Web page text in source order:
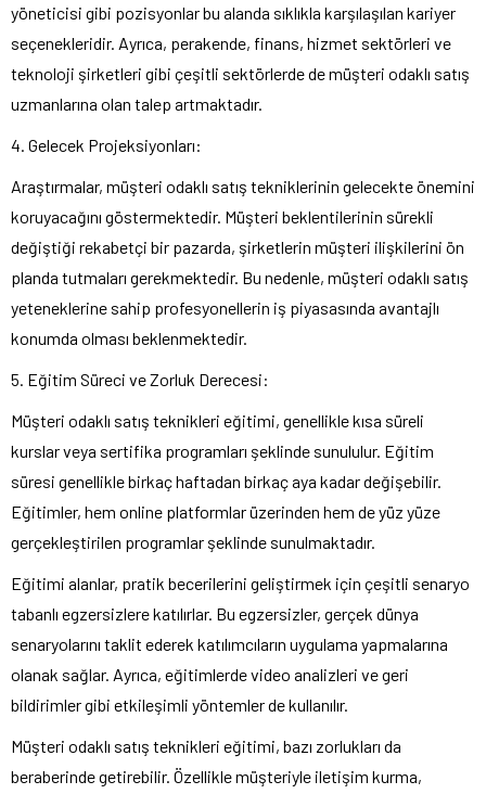
yöneticisi gibi pozisyonlar bu alanda sıklıkla karşılaşılan kariyer
seçenekleridir. Ayrıca, perakende, finans, hizmet sektörleri ve
teknoloji şirketleri gibi çeşitli sektörlerde de müşteri odaklı satış
uzmanlarına olan talep artmaktadır.
4. Gelecek Projeksiyonları:
Araştırmalar, müşteri odaklı satış tekniklerinin gelecekte önemini
koruyacağını göstermektedir. Müşteri beklentilerinin sürekli
değiştiği rekabetçi bir pazarda, şirketlerin müşteri ilişkilerini ön
planda tutmaları gerekmektedir. Bu nedenle, müşteri odaklı satış
yeteneklerine sahip profesyonellerin iş piyasasında avantajlı
konumda olması beklenmektedir.
5. Eğitim Süreci ve Zorluk Derecesi:
Müşteri odaklı satış teknikleri eğitimi, genellikle kısa süreli
kurslar veya sertifika programları şeklinde sunululur. Eğitim
süresi genellikle birkaç haftadan birkaç aya kadar değişebilir.
Eğitimler, hem online platformlar üzerinden hem de yüz yüze
gerçekleştirilen programlar şeklinde sunulmaktadır.
Eğitimi alanlar, pratik becerilerini geliştirmek için çeşitli senaryo
tabanlı egzersizlere katılırlar. Bu egzersizler, gerçek dünya
senaryolarını taklit ederek katılımcıların uygulama yapmalarına
olanak sağlar. Ayrıca, eğitimlerde video analizleri ve geri
bildirimler gibi etkileşimli yöntemler de kullanılır.
Müşteri odaklı satış teknikleri eğitimi, bazı zorlukları da
beraberinde getirebilir. Özellikle müşteriyle iletişim kurma,